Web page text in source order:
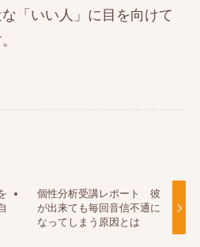
「いい人」に目を向けて
個性分析受講レポート 彼
が出来ても毎回音信不通に
なってしまう原因とは